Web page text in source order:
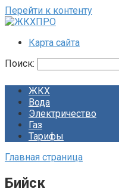
Перейти к контенту
Карта сайта
Поиск:
ЖКХ
Вода
Электричество
Газ
Тарифы
Главная страница
Бийск